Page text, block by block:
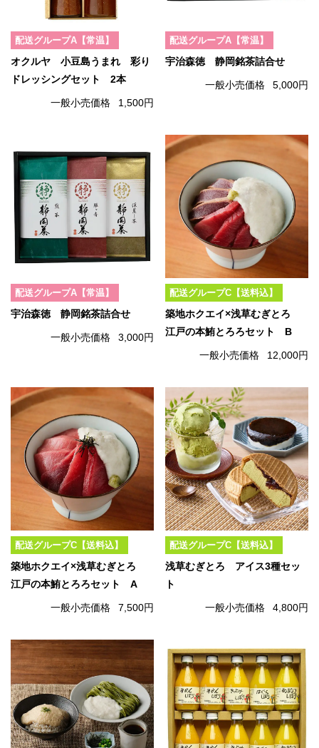
配送グループA【常温】
オクルヤ 小豆島うまれ 彩り
ドレッシングセット 2本
一般小売価格 1,500円
配送グループA【常温】
宇治森徳 静岡銘茶詰合せ
一般小売価格 5,000円
配送グループA【常温】
宇治森徳 静岡銘茶詰合せ
一般小売価格 3,000円
配送グループC【送料込】
築地ホクエイ×浅草むぎとろ
江戸の本鮪とろろセット B
一般小売価格 12,000円
配送グループC【送料込】
築地ホクエイ×浅草むぎとろ
江戸の本鮪とろろセット A
一般小売価格 7,500円
配送グループC【送料込】
浅草むぎとろ アイス3種セッ
ト
一般小売価格 4,800円